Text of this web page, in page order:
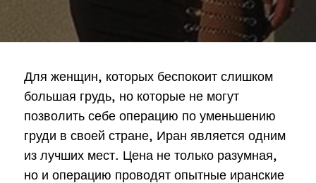
Для женщин, которых беспокоит слишком
большая грудь, но которые не могут
позволить себе операцию по уменьшению
груди в своей стране, Иран является одним
из лучших мест. Цена не только разумная,
но и операцию проводят опытные иранские